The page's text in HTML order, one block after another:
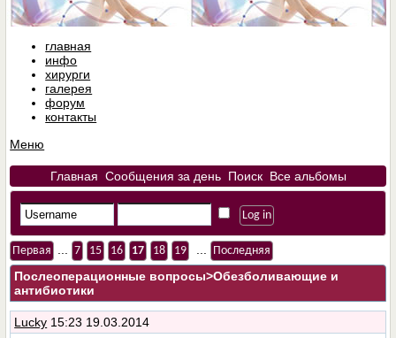
главная
инфо
хирурги
галерея
форум
контакты
Меню
Главная Сообщения за день Поиск Все альбомы
Первая 7 15 16 17 18 19 Последняя
Послеоперационные вопросы>Обезболивающие и
антибиотики
Lucky 15:23 19.03.2014